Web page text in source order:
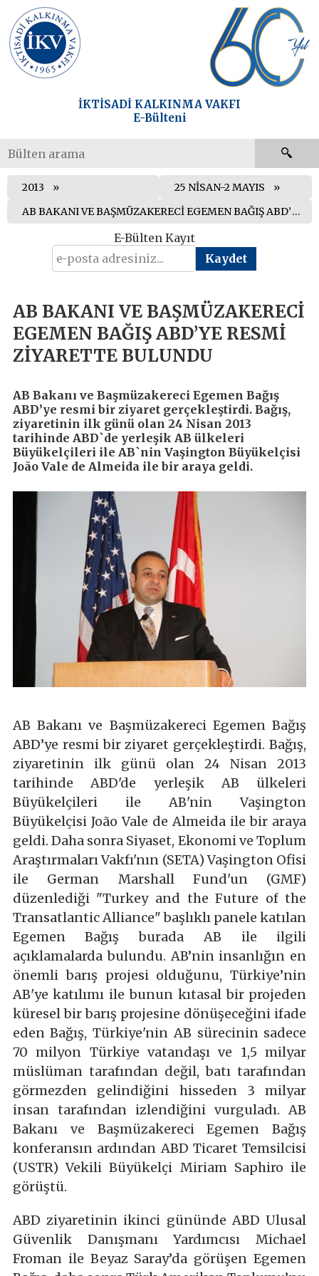
İKTİSADİ KALKINMA VAKFI
E-Bülteni
2013
25 NİSAN-2 MAYIS
AB BAKANI VE BAŞMÜZAKERECİ EGEMEN BAĞIŞ ABD’YE RESMİ ZİYARETTE BULUNDU
E-Bülten Kayıt
AB BAKANI VE BAŞMÜZAKERECİ
EGEMEN BAĞIŞ ABD’YE RESMİ
ZİYARETTE BULUNDU
AB Bakanı ve Başmüzakereci Egemen Bağış
ABD’ye resmi bir ziyaret gerçekleştirdi. Bağış,
ziyaretinin ilk günü olan 24 Nisan 2013
tarihinde ABD`de yerleşik AB ülkeleri
Büyükelçileri ile AB`nin Vaşington Büyükelçisi
João Vale de Almeida ile bir araya geldi.
AB Bakanı ve Başmüzakereci Egemen Bağış
ABD’ye resmi bir ziyaret gerçekleştirdi. Bağış,
ziyaretinin ilk günü olan 24 Nisan 2013
tarihinde ABD'de yerleşik AB ülkeleri
Büyükelçileri ile AB'nin Vaşington
Büyükelçisi João Vale de Almeida ile bir araya
geldi. Daha sonra Siyaset, Ekonomi ve Toplum
Araştırmaları Vakfı'nın (SETA) Vaşington Ofisi
ile German Marshall Fund'un (GMF)
düzenlediği "Turkey and the Future of the
Transatlantic Alliance" başlıklı panele katılan
Egemen Bağış burada AB ile ilgili
açıklamalarda bulundu. AB’nin insanlığın en
önemli barış projesi olduğunu, Türkiye’nin
AB'ye katılımı ile bunun kıtasal bir projeden
küresel bir barış projesine dönüşeceğini ifade
eden Bağış, Türkiye'nin AB sürecinin sadece
70 milyon Türkiye vatandaşı ve 1,5 milyar
müslüman tarafından değil, batı tarafından
görmezden gelindiğini hisseden 3 milyar
insan tarafından izlendiğini vurguladı. AB
Bakanı ve Başmüzakereci Egemen Bağış
konferansın ardından ABD Ticaret Temsilcisi
(USTR) Vekili Büyükelçi Miriam Saphiro ile
görüştü.
ABD ziyaretinin ikinci gününde ABD Ulusal
Güvenlik Danışmanı Yardımcısı Michael
Froman ile Beyaz Saray’da görüşen Egemen